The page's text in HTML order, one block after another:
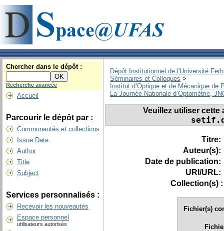
Chercher dans le dépôt :
Recherche avancée
Accueil
Parcourir le dépôt par :
Communautés et collections
Issue Date
Author
Title
Subject
Services personnalisés :
Recevoir les nouveautés
Espace personnel
utilisateurs autorisés
Dépôt Institutionnel de l'Université
Séminaires et Colloques >
Institut d’Optique et de Mécanique de
La Journée Nationale d’Optométrie,
Veuillez utiliser
Titre:
Auteur(s):
Date de publication:
URI/URL:
Collection(s) :
Fichier(s)